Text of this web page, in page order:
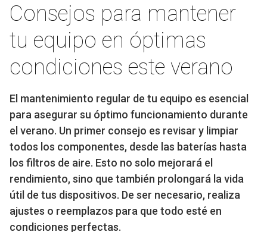
Consejos para mantener
tu equipo en óptimas
condiciones este verano
El mantenimiento regular de tu equipo es esencial
para asegurar su óptimo funcionamiento durante
el verano. Un primer consejo es revisar y limpiar
todos los componentes, desde las baterías hasta
los filtros de aire. Esto no solo mejorará el
rendimiento, sino que también prolongará la vida
útil de tus dispositivos. De ser necesario, realiza
ajustes o reemplazos para que todo esté en
condiciones perfectas.